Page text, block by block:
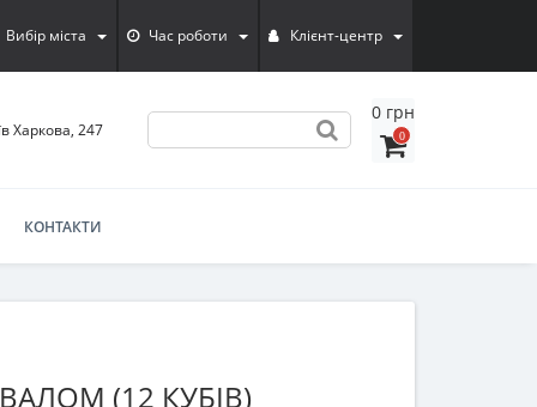
Вибір міста Час роботи Клієнт-центр
Харкова, 247
0 грн
0
КОНТАКТИ
(12 КУБІВ)